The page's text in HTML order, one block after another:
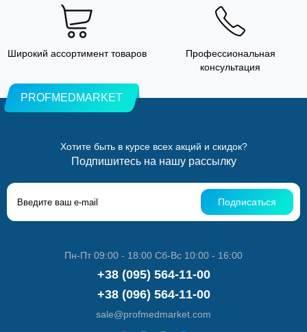
Широкий ассортимент товаров
Профессиональная
консультация
PROFMEDMARKET
Хотите быть в курсе всех акций и скидок?
Подпишитесь на нашу рассылку
Подписаться
Пн-Пт 09:00 - 18:00 Сб-Вс 10:00 - 16:00
+38 (095) 564-11-00
+38 (096) 564-11-00
sale@profmedmarket.com